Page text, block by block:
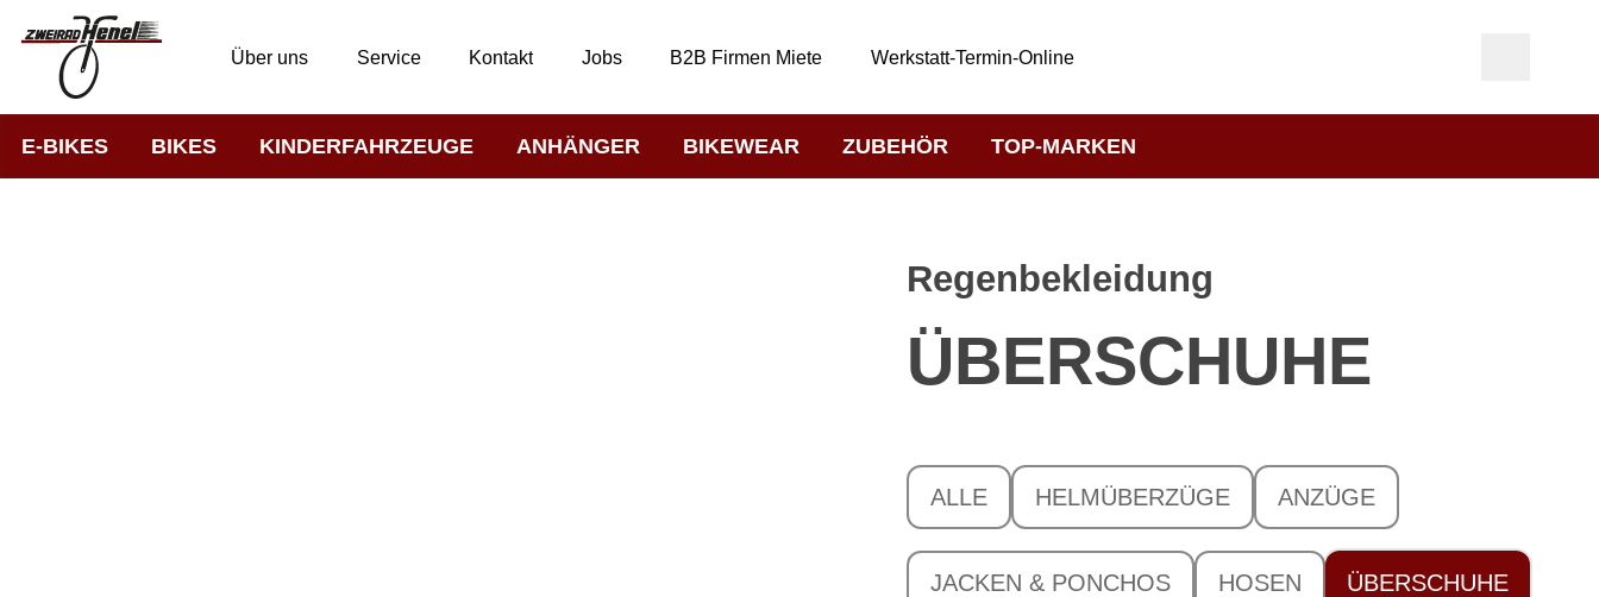
Über uns Service Kontakt Jobs B2B Firmen Miete Werkstatt-Termin-Online
E-BIKES BIKES KINDERFAHRZEUGE ANHÄNGER BIKEWEAR ZUBEHÖR TOP-MARKEN
Regenbekleidung
ÜBERSCHUHE
ALLE HELMÜBERZÜGE ANZÜGE
JACKEN & PONCHOS HOSEN ÜBERSCHUHE